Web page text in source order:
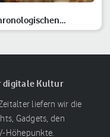
digitale Kultur
liefern wir die
Gadgets, den
Höhepunkte.